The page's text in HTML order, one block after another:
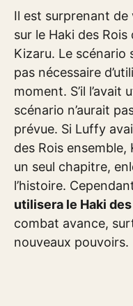
Il est surprenant de
sur le Haki des
Kizaru. Le scénario
pas nécessaire
moment. S’il l’avait
scénario n’aurait
prévue. Si Luffy
des Rois
un seul chapitre,
l’histoire.
utilisera le Haki
combat avance,
nouveaux pouvoirs.